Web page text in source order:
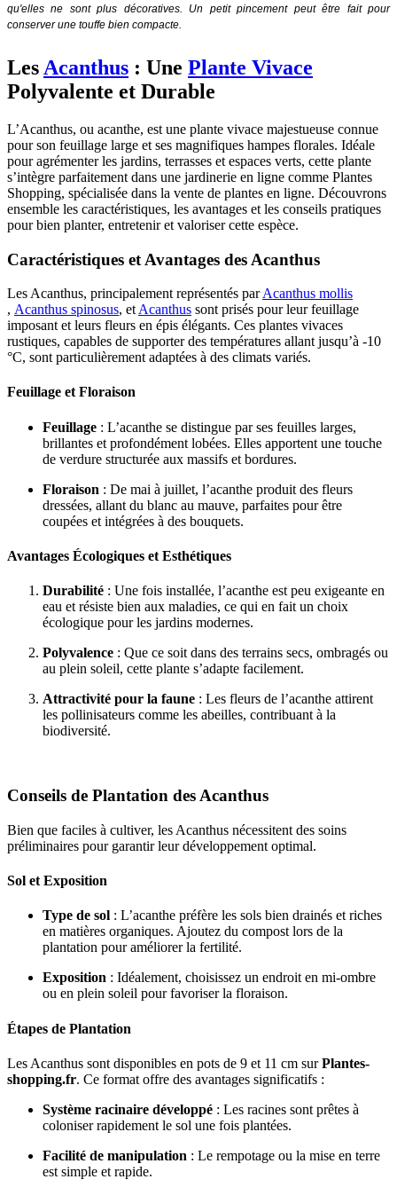
qu'elles ne sont plus décoratives. Un petit pincement peut être fait pour
conserver une touffe bien compacte.
Les Acanthus : Une Plante Vivace
Polyvalente et Durable
L’Acanthus, ou acanthe, est une plante vivace majestueuse connue
pour son feuillage large et ses magnifiques hampes florales. Idéale
pour agrémenter les jardins, terrasses et espaces verts, cette plante
s’intègre parfaitement dans une jardinerie en ligne comme Plantes
Shopping, spécialisée dans la vente de plantes en ligne. Découvrons
ensemble les caractéristiques, les avantages et les conseils pratiques
pour bien planter, entretenir et valoriser cette espèce.
Caractéristiques et Avantages des Acanthus
Les Acanthus, principalement représentés parAcanthus mollis
, Acanthus spinosus, et Acanthus sont prisés pour leur feuillage
imposant et leurs fleurs en épis élégants. Ces plantes vivaces
rustiques, capables de supporter des températures allant jusqu’à -10
°C, sont particulièrement adaptées à des climats variés.
Feuillage et Floraison
Feuillage : L’acanthe se distingue par ses feuilles larges,
brillantes et profondément lobées. Elles apportent une touche
de verdure structurée aux massifs et bordures.
Floraison : De mai à juillet, l’acanthe produit des fleurs
dressées, allant du blanc au mauve, parfaites pour être
coupées et intégrées à des bouquets.
Avantages Écologiques et Esthétiques
Durabilité : Une fois installée, l’acanthe est peu exigeante en
eau et résiste bien aux maladies, ce qui en fait un choix
écologique pour les jardins modernes.
Polyvalence : Que ce soit dans des terrains secs, ombragés ou
au plein soleil, cette plante s’adapte facilement.
Attractivité pour la faune : Les fleurs de l’acanthe attirent
les pollinisateurs comme les abeilles, contribuant à la
biodiversité.
Conseils de Plantation des Acanthus
Bien que faciles à cultiver, les Acanthus nécessitent des soins
préliminaires pour garantir leur développement optimal.
Sol et Exposition
Type de sol : L’acanthe préfère les sols bien drainés et riches
en matières organiques. Ajoutez du compost lors de la
plantation pour améliorer la fertilité.
Exposition : Idéalement, choisissez un endroit en mi-ombre
ou en plein soleil pour favoriser la floraison.
Étapes de Plantation
Les Acanthus sont disponibles en pots de 9 et 11 cm surPlantes-
shopping.fr. Ce format offre des avantages significatifs :
Système racinaire développé : Les racines sont prêtes à
coloniser rapidement le sol une fois plantées.
Facilité de manipulation : Le rempotage ou la mise en terre
est simple et rapide.